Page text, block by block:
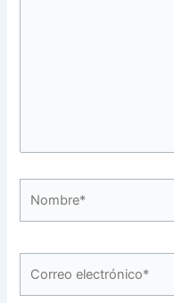
electrónico*